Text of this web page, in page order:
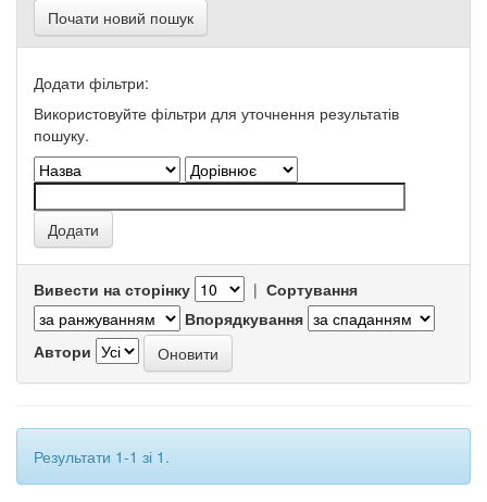
Почати новий пошук
Додати фільтри:
Використовуйте фільтри для уточнення результатів
пошуку.
Вивести на сторінку | Сортування
Впорядкування
Автори
Результати 1-1 зі 1.